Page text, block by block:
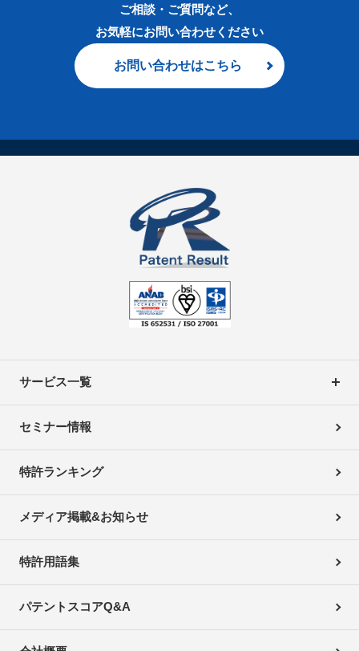
ご相談・ご質問など、
お気軽にお問い合わせください
お問い合わせはこちら
サービス一覧
セミナー情報
特許ランキング
メディア掲載&お知らせ
特許用語集
パテントスコアQ&A